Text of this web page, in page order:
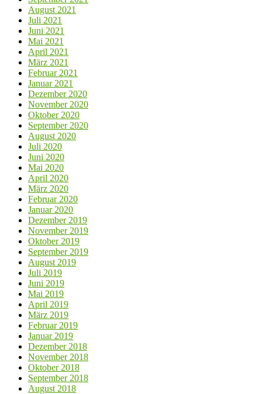
August 2021
Juli 2021
Juni 2021
Mai 2021
April 2021
März 2021
Februar 2021
Januar 2021
Dezember 2020
November 2020
Oktober 2020
September 2020
August 2020
Juli 2020
Juni 2020
Mai 2020
April 2020
März 2020
Februar 2020
Januar 2020
Dezember 2019
November 2019
Oktober 2019
September 2019
August 2019
Juli 2019
Juni 2019
Mai 2019
April 2019
März 2019
Februar 2019
Januar 2019
Dezember 2018
November 2018
Oktober 2018
September 2018
August 2018